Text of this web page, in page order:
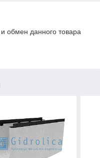
обмен данного товара